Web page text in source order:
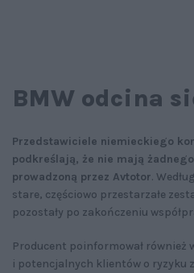
BMW odcina
Przedstawiciele niemieckiego
podkreślają, że nie mają
prowadzoną przez Avtotor.
stare, częściowo przestarzałe
pozostały po zakończeniu
Producent poinformował również
i potencjalnych klientów o ryzyku